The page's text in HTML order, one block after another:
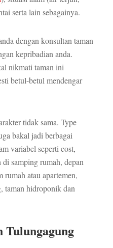
serta lain sebagainya.
dengan konsultan taman
kepribadian anda.
nikmati taman ini
betul-betul mendengar
tidak sama. Type
bakal jadi berbagai
variabel seperti cost,
samping rumah, depan
rumah atau apartemen,
taman hidroponik dan